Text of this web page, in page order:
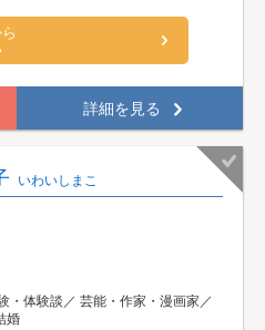
詳細を見る
いわいしまこ
・体験談／ 芸能・作家・漫画家／
婚